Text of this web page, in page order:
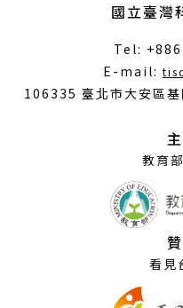
國立臺灣
Tel:
E-mail:
106335 臺北市大安區
教育
看見